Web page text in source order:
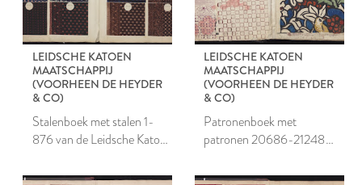
LEIDSCHE KATOEN
MAATSCHAPPIJ
(VOORHEEN DE HEYDER
& CO)
Stalenboek met stalen 1-
876 van de Leidsche Katoen
LEIDSCHE KATOEN
MAATSCHAPPIJ
(VOORHEEN DE HEYDER
& CO)
Patronenboek met
patronen 20686-21248
Maatschappij